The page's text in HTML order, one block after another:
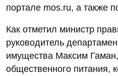
портале mos.ru, а также
Как отметил министр
руководитель
имущества Максим
общественного питания,